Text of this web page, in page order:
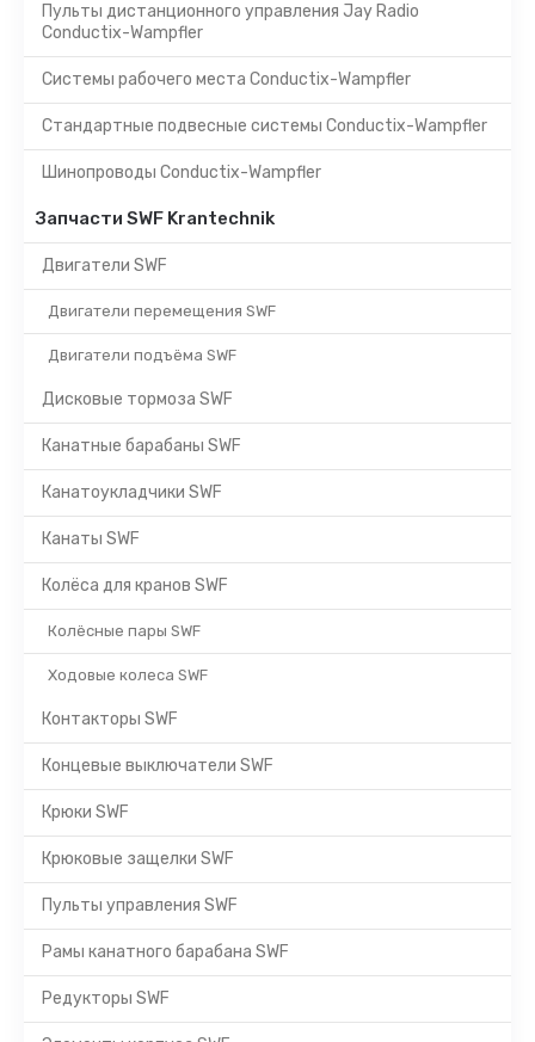
Пульты дистанционного управления Jay Radio
Conductix-Wampfler
Системы рабочего места Conductix-Wampfler
Стандартные подвесные системы Conductix-Wampfler
Шинопроводы Conductix-Wampfler
Запчасти SWF Krantechnik
Двигатели SWF
Двигатели перемещения SWF
Двигатели подъёма SWF
Дисковые тормоза SWF
Канатные барабаны SWF
Канатоукладчики SWF
Канаты SWF
Колёса для кранов SWF
Колёсные пары SWF
Ходовые колеса SWF
Контакторы SWF
Концевые выключатели SWF
Крюки SWF
Крюковые защелки SWF
Пульты управления SWF
Рамы канатного барабана SWF
Редукторы SWF